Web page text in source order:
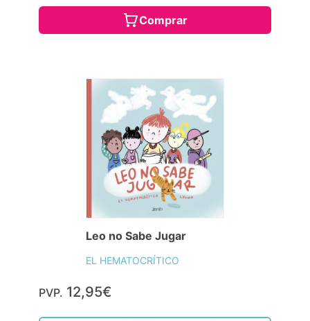
Comprar
Leo no Sabe Jugar
EL HEMATOCRÍTICO
PVP. 12,95€